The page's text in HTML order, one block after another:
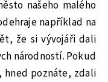
našeho malého
například na
že si vývojáři dali
národností. Pokud
poznáte, zdali